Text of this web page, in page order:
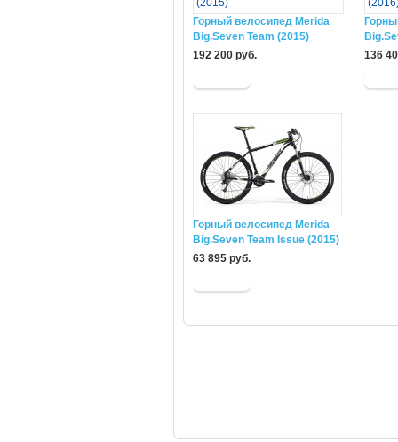
Горный велосипед Merida
Big.Seven Team (2015)
192 200 руб.
136
Горный велосипед Merida
Big.Seven Team Issue (2015)
63 895 руб.